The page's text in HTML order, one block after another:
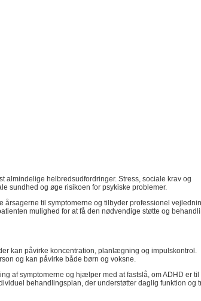
almindelige helbredsudfordringer. Stress, sociale krav og
sundhed og øge risikoen for psykiske problemer.
årsagerne til symptomerne og tilbyder professionel
mulighed for at få den nødvendige støtte og
kan påvirke koncentration, planlægning og impulskontrol.
og kan påvirke både børn og voksne.
af symptomerne og hjælper med at fastslå, om ADHD er til
behandlingsplan, der understøtter daglig funktion og